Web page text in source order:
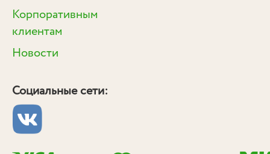
Корпоративным
клиентам
Новости
Социальные сети: